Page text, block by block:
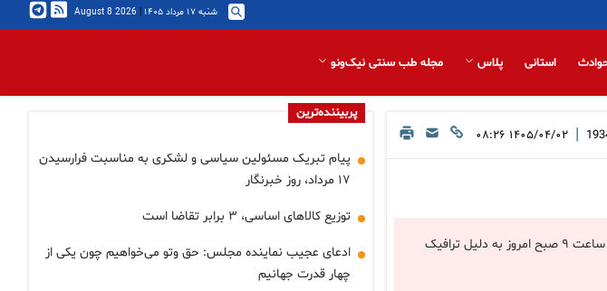
شنبه ۱۷ مرداد ۱۴۰۵ |
2026 August 8
استانی پلاس مجله طب سنتی نیک‌ونو
| ۱۴۰۵/۰۴/۰۲ ۰۸:۲۶
جانشین پلیس راه راهور فراجا از اعمال محدودیت ترافیکی و یک‌طرفه شدن محور چالوس و آزادراه تهران ـ شمال از ساعت ۹ صبح امروز به دلیل ترافیک
پربیننده‌ترین
پیام تبریک مسئولین سیاسی و لشکری به مناسبت فرارسیدن
۱۷ مرداد، روز خبرنگار
توزیع کالاهای اساسی، ۳ برابر تقاضا است
ادعای عجیب نماینده مجلس: حق وتو می‌خواهیم چون یکی از
چهار قدرت جهانیم